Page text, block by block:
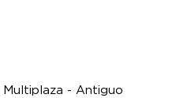
Multiplaza - Antiguo